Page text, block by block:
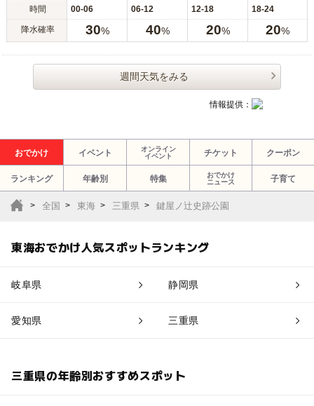
時間 00-06 06-12 12-18 18-24
降水確率 30% 40% 20% 20%
週間天気をみる
情報提供：
おでかけ イベント
オンライン
イベント
チケット クーポン
ランキング 年齢別 特集
おでかけ
ニュース
子育て
全国 東海 三重県 鍵屋ノ辻史跡公園
東海おでかけ人気スポットランキング
岐阜県 静岡県
愛知県 三重県
三重県の年齢別おすすめスポット